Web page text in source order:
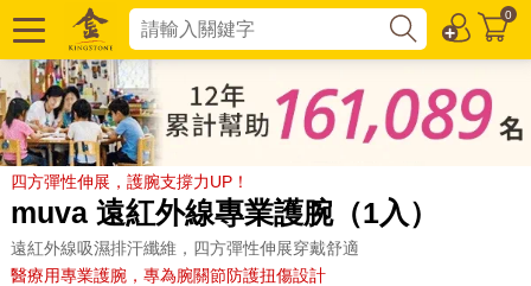
0
四方彈性伸展，護腕支撐力UP！
muva 遠紅外線專業護腕（1入）
遠紅外線吸濕排汗纖維，四方彈性伸展穿戴舒適
醫療用專業護腕，專為腕關節防護扭傷設計